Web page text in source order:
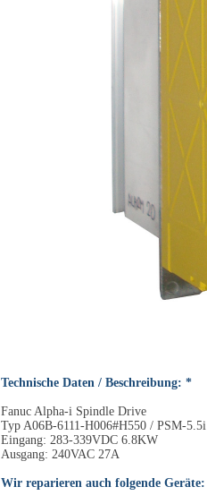
Technische Daten / Beschreibung: *
Fanuc Alpha-i Spindle Drive
Typ A06B-6111-H006#H550 / PSM-5.5i
Eingang: 283-339VDC 6.8KW
Ausgang: 240VAC 27A
Wir reparieren auch folgende Geräte: